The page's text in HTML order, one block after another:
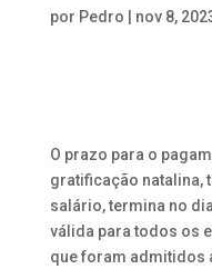
por Pedro nov 8,
O prazo para o
gratificação natalina,
salário, termina no
válida para todos os
que foram admitidos